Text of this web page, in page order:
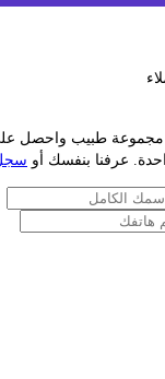
طبيب واحصل على
عرفنا بنفسك أوسجل